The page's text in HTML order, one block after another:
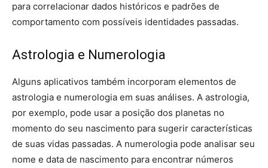
para correlacionar dados históricos e padrões de
comportamento com possíveis identidades passadas.
Astrologia e Numerologia
Alguns aplicativos também incorporam elementos de
astrologia e numerologia em suas análises. A astrologia,
por exemplo, pode usar a posição dos planetas no
momento do seu nascimento para sugerir características
de suas vidas passadas. A numerologia pode analisar seu
nome e data de nascimento para encontrar números